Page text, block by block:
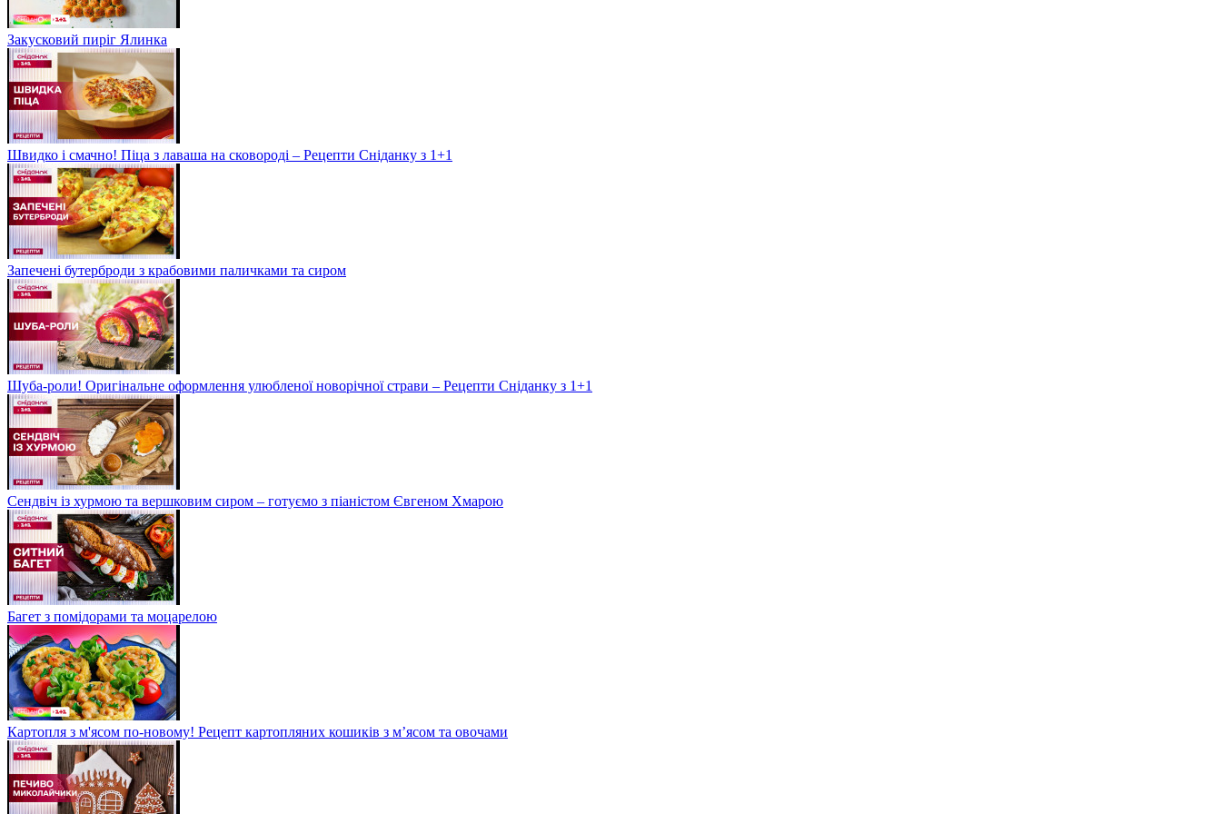
Закусковий пиріг Ялинка
Швидко і смачно! Піца з лаваша на сковороді – Рецепти Сніданку з 1+1
Запечені бутерброди з крабовими паличками та сиром
Шуба-роли! Оригінальне оформлення улюбленої новорічної страви – Рецепти Сніданку з 1+1
Сендвіч із хурмою та вершковим сиром – готуємо з піаністом Євгеном Хмарою
Багет з помідорами та моцарелою
Картопля з м'ясом по-новому! Рецепт картопляних кошиків з м’ясом та овочами